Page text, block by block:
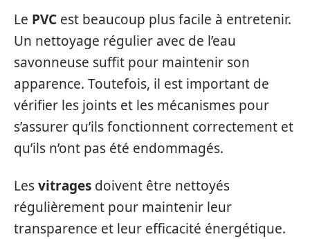
Le PVC est beaucoup plus facile à entretenir.
Un nettoyage régulier avec de l’eau
savonneuse suffit pour maintenir son
apparence. Toutefois, il est important de
vérifier les joints et les mécanismes pour
s’assurer qu’ils fonctionnent correctement et
qu’ils n’ont pas été endommagés.
Lesvitrages doivent être nettoyés
régulièrement pour maintenir leur
transparence et leur efficacité énergétique.